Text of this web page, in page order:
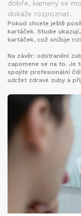
dobře, kameny se
dokáže rozpoznat.
Pokud chcete ještě
kartáček. Studie
kartáček, což snižuje
Na závěr: odstranění
zapomene se na to. Je
spojíte profesionální
udržet zdravé zuby a